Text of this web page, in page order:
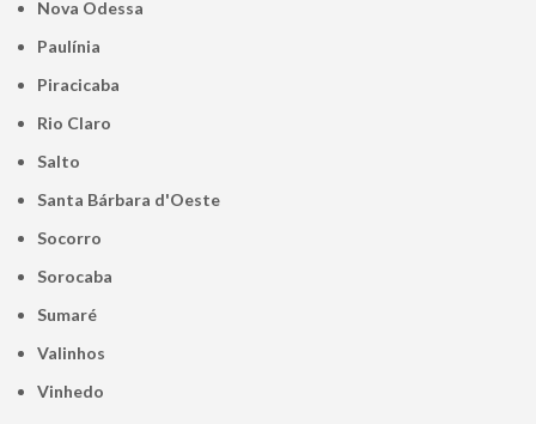
Nova Odessa
Paulínia
Piracicaba
Rio Claro
Salto
Santa Bárbara d'Oeste
Socorro
Sorocaba
Sumaré
Valinhos
Vinhedo